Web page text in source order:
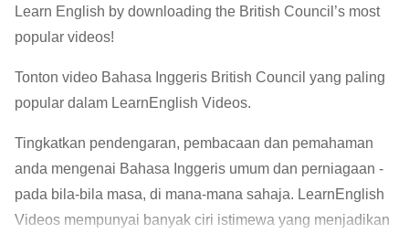
Learn English by downloading the British Council’s most
popular videos!
Tonton video Bahasa Inggeris British Council yang paling
popular dalam LearnEnglish Videos.
Tingkatkan pendengaran, pembacaan dan pemahaman
anda mengenai Bahasa Inggeris umum dan perniagaan -
pada bila-bila masa, di mana-mana sahaja. LearnEnglish
Videos mempunyai banyak ciri istimewa yang menjadikan